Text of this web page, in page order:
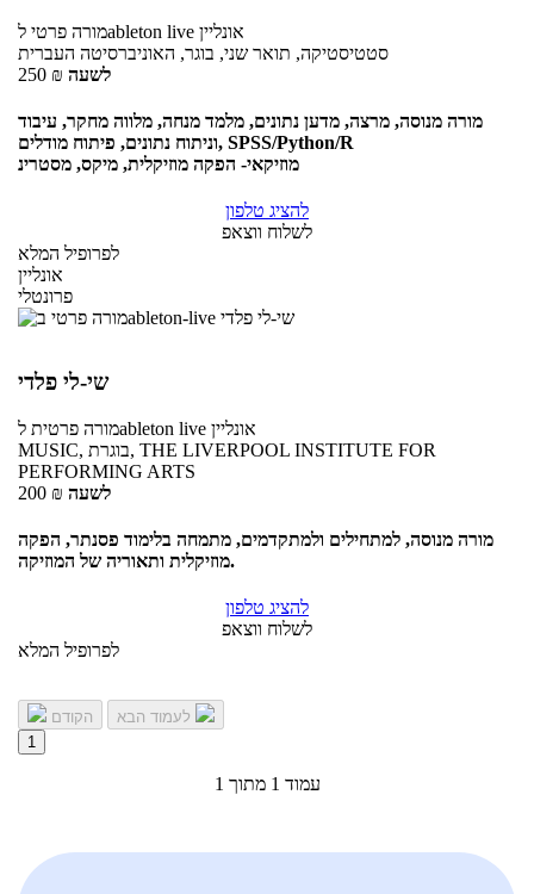
מורה פרטילableton live אונליין
סטטיסטיקה, תואר שני, בוגר, האוניברסיטה העברית
250 ₪ לשעה
מורה מנוסה, מרצה, מדען נתונים, מלמד מנחה, מלווה מחקר, עיבוד
וניתוח נתונים, פיתוח מודלים, SPSS/Python/R
מוזיקאי- הפקה מוזיקלית, מיקס, מסטרינ
להציג טלפון
לשלוח ווצאפ
לפרופיל המלא
אונליין
פרונטלי
שי-לי פלדי
מורה פרטיתלableton live אונליין
MUSIC, בוגרת, THE LIVERPOOL INSTITUTE FOR
PERFORMING ARTS
200 ₪ לשעה
מורה מנוסה, למתחילים ולמתקדמים, מתמחה בלימוד פסנתר, הפקה
מוזיקלית ותאוריה של המוזיקה.
להציג טלפון
לשלוח ווצאפ
לפרופיל המלא
הקודם
1
עמוד 1 מתוך 1